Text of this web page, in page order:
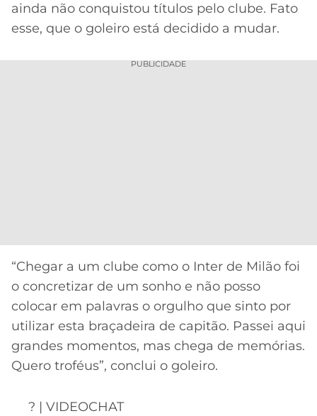
ainda não conquistou títulos pelo clube. Fato
esse, que o goleiro está decidido a mudar.
PUBLICIDADE
“Chegar a um clube como o Inter de Milão foi
o concretizar de um sonho e não posso
colocar em palavras o orgulho que sinto por
utilizar esta braçadeira de capitão. Passei aqui
grandes momentos, mas chega de memórias.
Quero troféus”, conclui o goleiro.
? | VIDEOCHAT